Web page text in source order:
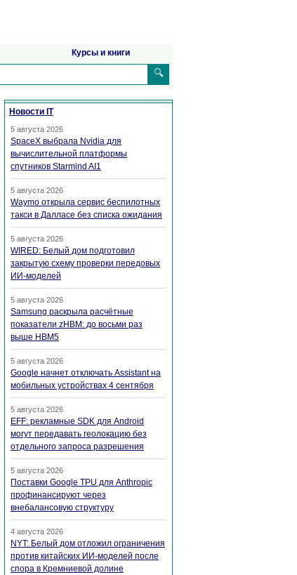
Курсы и книги
🔍
Новости IT
5 августа 2026
SpaceX выбрала Nvidia для
вычислительной платформы
спутников Starmind AI1
5 августа 2026
Waymo открыла сервис беспилотных
такси в Далласе без списка ожидания
5 августа 2026
WIRED: Белый дом подготовил
закрытую схему проверки передовых
ИИ-моделей
5 августа 2026
Samsung раскрыла расчётные
показатели zHBM: до восьми раз
выше HBM5
5 августа 2026
Google начнет отключать Assistant на
мобильных устройствах 4 сентября
5 августа 2026
EFF: рекламные SDK для Android
могут передавать геолокацию без
отдельного запроса разрешения
5 августа 2026
Поставки Google TPU для Anthropic
профинансируют через
внебалансовую структуру
4 августа 2026
NYT: Белый дом отложил ограничения
против китайских ИИ-моделей после
спора в Кремниевой долине